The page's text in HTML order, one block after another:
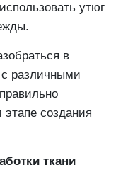
утюг
в
различными
создания
ткани